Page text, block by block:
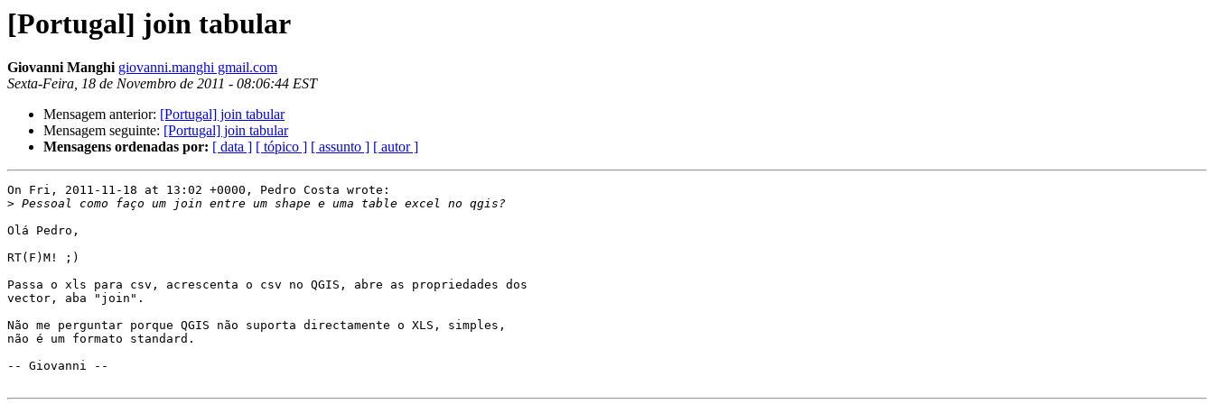
[Portugal] join tabular
Giovanni Manghi giovanni.manghi gmail.com
Sexta-Feira, 18 de Novembro de 2011 - 08:06:44 EST
Mensagem anterior: [Portugal] join tabular
Mensagem seguinte: [Portugal] join tabular
Mensagens ordenadas por: [ data ] [ tópico ] [ assunto ] [ autor ]
On Fri, 2011-11-18 at 13:02 +0000, Pedro Costa wrote:
>
Olá Pedro,
RT(F)M! ;)
Passa o xls para csv, acrescenta o csv no QGIS, abre as propriedades dos
vector, aba "join".
Não me perguntar porque QGIS não suporta directamente o XLS, simples,
não é um formato standard.
-- Giovanni --